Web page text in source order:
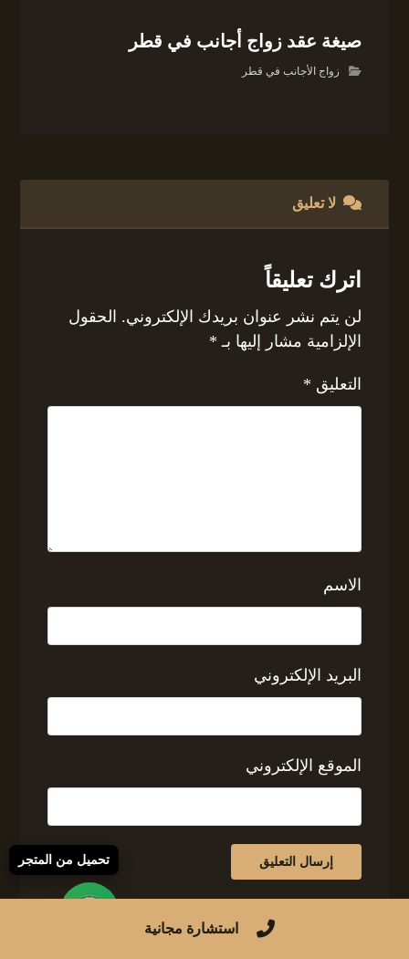
صيغة عقد زواج أجانب في قطر
زواج الأجانب في قطر
لا تعليق
اترك تعليقاً
لن يتم نشر عنوان بريدك الإلكتروني. الحقول
الإلزامية مشار إليها بـ *
التعليق *
الاسم
البريد الإلكتروني
الموقع الإلكتروني
استشارة مجانية
تحميل من المتجر